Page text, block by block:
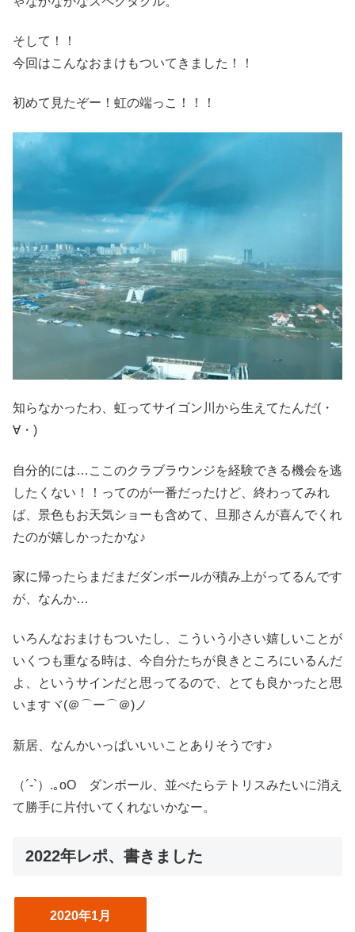
そして！！
今回はこんなおまけもついてきました！！
初めて見たぞー！虹の端っこ！！！
知らなかったわ、虹ってサイゴン川から生えてたんだ(・
∀・)
自分的には…ここのクラブラウンジを経験できる機会を逃
したくない！！ってのが一番だったけど、終わってみれ
ば、景色もお天気ショーも含めて、旦那さんが喜んでくれ
たのが嬉しかったかな♪
家に帰ったらまだまだダンボールが積み上がってるんです
が、なんか…
いろんなおまけもついたし、こういう小さい嬉しいことが
いくつも重なる時は、今自分たちが良きところにいるんだ
よ、というサインだと思ってるので、とても良かったと思
いますヾ(＠⌒ー⌒＠)ノ
新居、なんかいっぱいいいことありそうです♪
（´-`）.｡oO ダンボール、並べたらテトリスみたいに消え
て勝手に片付いてくれないかなー。
2022年レポ、書きました
2020年1月